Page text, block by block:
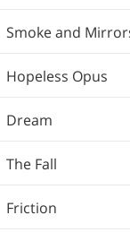
Smoke and
Hopeless Opus
Dream
The Fall
Friction